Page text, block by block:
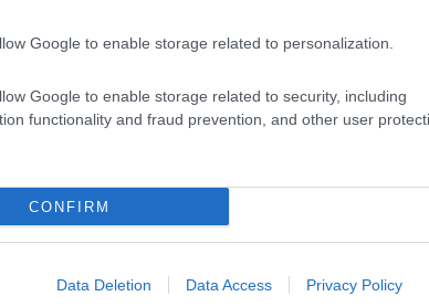
Google to enable storage related to personalization.
Google to enable storage related to security, including
functionality and fraud prevention, and other user
CONFIRM
Data Deletion Data Access Privacy Policy
Invia un Comunicato Stampa|Pubblicità|Segnala